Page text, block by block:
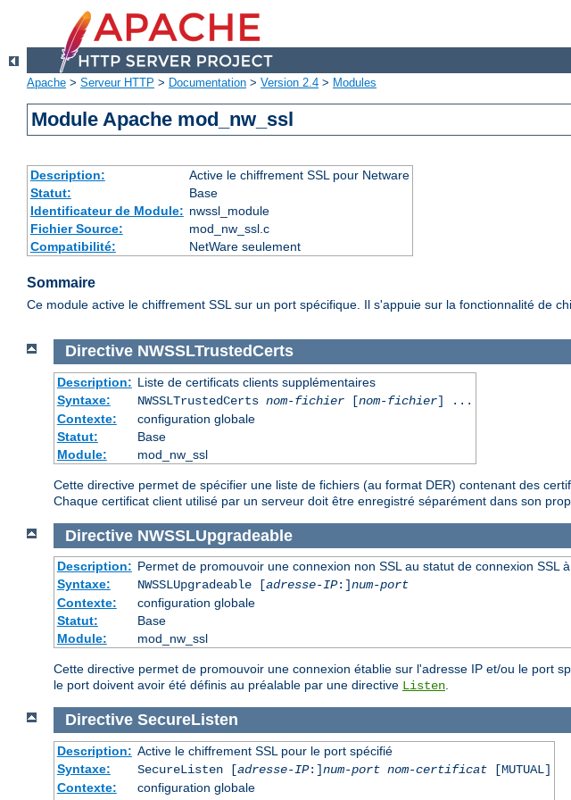
Apache > Serveur HTTP > Documentation > Version 2.4 > Modules
Module Apache mod_nw_ssl
Description:
Active le chiffrement SSL pour Netware
Statut:
Base
Identificateur de Module: nwssl_module
Fichier Source:
mod_nw_ssl.c
Compatibilité:
NetWare seulement
Sommaire
Ce module active le chiffrement SSL sur un port spécifique. Il s'appuie sur la fonctionnalité de
Directive NWSSLTrustedCerts
Description: Liste de certificats clients supplémentaires
Syntaxe:
NWSSLTrustedCerts nom-fichier[nom-fichier] ...
Contexte:
configuration globale
Statut:
Base
Module:
mod_nw_ssl
Cette directive permet de spécifier une liste de fichiers (au format DER) contenant des
Chaque certificat client utilisé par un serveur doit être enregistré séparément dans son
Directive NWSSLUpgradeable
Description: Permet de promouvoir une connexion non SSL au statut de connexion SSL
Syntaxe:
NWSSLUpgradeable [adresse-IP:]num-port
Contexte:
configuration globale
Statut:
Base
Module:
mod_nw_ssl
Cette directive permet de promouvoir une connexion établie sur l'adresse IP et/ou le port
le port doivent avoir été définis au préalable par une directive Listen.
Directive SecureListen
Description: Active le chiffrement SSL pour le port spécifié
Syntaxe:
SecureListen [adresse-IP:]num-port nom-certificat[MUTUAL]
Contexte:
configuration globale